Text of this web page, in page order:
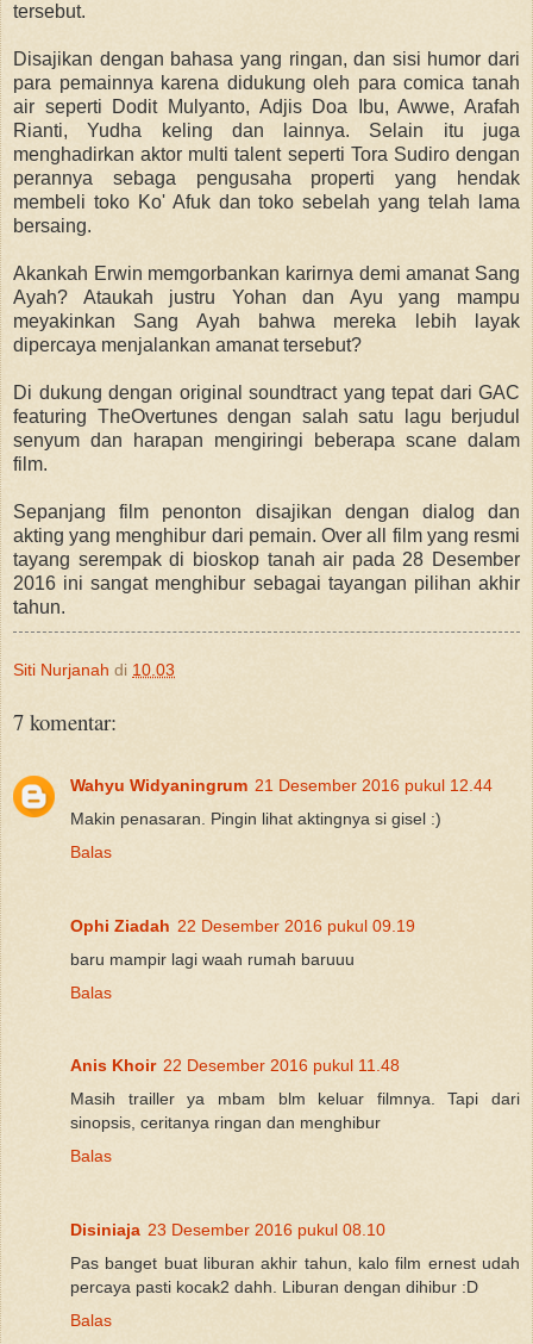
tersebut.
Disajikan dengan bahasa yang ringan, dan sisi humor dari
para pemainnya karena didukung oleh para comica tanah
air seperti Dodit Mulyanto, Adjis Doa Ibu, Awwe, Arafah
Rianti, Yudha keling dan lainnya. Selain itu juga
menghadirkan aktor multi talent seperti Tora Sudiro dengan
perannya sebaga pengusaha properti yang hendak
membeli toko Ko' Afuk dan toko sebelah yang telah lama
bersaing.
Akankah Erwin memgorbankan karirnya demi amanat Sang
Ayah? Ataukah justru Yohan dan Ayu yang mampu
meyakinkan Sang Ayah bahwa mereka lebih layak
dipercaya menjalankan amanat tersebut?
Di dukung dengan original soundtract yang tepat dari GAC
featuring TheOvertunes dengan salah satu lagu berjudul
senyum dan harapan mengiringi beberapa scane dalam
film.
Sepanjang film penonton disajikan dengan dialog dan
akting yang menghibur dari pemain. Over all film yang resmi
tayang serempak di bioskop tanah air pada 28 Desember
2016 ini sangat menghibur sebagai tayangan pilihan akhir
tahun.
Siti Nurjanah di 10.03
7 komentar:
Wahyu Widyaningrum 21 Desember 2016 pukul 12.44
Makin penasaran. Pingin lihat aktingnya si gisel :)
Balas
Ophi Ziadah 22 Desember 2016 pukul 09.19
baru mampir lagi waah rumah baruuu
Balas
Anis Khoir 22 Desember 2016 pukul 11.48
Masih trailler ya mbam blm keluar filmnya. Tapi dari
sinopsis, ceritanya ringan dan menghibur
Balas
Disiniaja 23 Desember 2016 pukul 08.10
Pas banget buat liburan akhir tahun, kalo film ernest udah
percaya pasti kocak2 dahh. Liburan dengan dihibur :D
Balas